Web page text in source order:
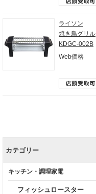
ライソン
焼き鳥グリル
KDGC-002B
Web価格
カテゴリー
キッチン・調理家電
フィッシュロースター